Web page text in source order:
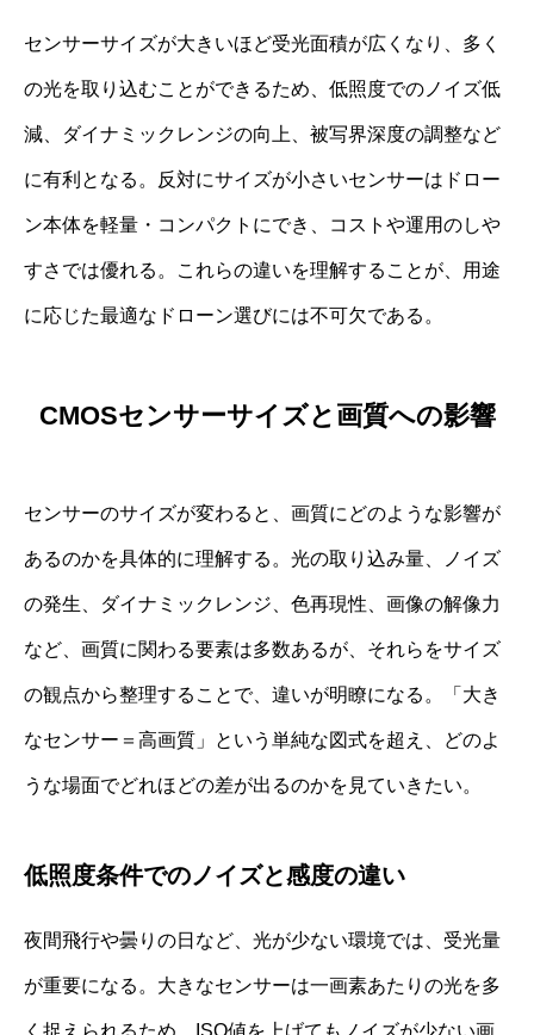
センサーサイズが大きいほど受光面積が広くなり、多く
の光を取り込むことができるため、低照度でのノイズ低
減、ダイナミックレンジの向上、被写界深度の調整など
に有利となる。反対にサイズが小さいセンサーはドロー
ン本体を軽量・コンパクトにでき、コストや運用のしや
すさでは優れる。これらの違いを理解することが、用途
に応じた最適なドローン選びには不可欠である。
CMOSセンサーサイズと画質への影響
センサーのサイズが変わると、画質にどのような影響が
あるのかを具体的に理解する。光の取り込み量、ノイズ
の発生、ダイナミックレンジ、色再現性、画像の解像力
など、画質に関わる要素は多数あるが、それらをサイズ
の観点から整理することで、違いが明瞭になる。「大き
なセンサー＝高画質」という単純な図式を超え、どのよ
うな場面でどれほどの差が出るのかを見ていきたい。
低照度条件でのノイズと感度の違い
夜間飛行や曇りの日など、光が少ない環境では、受光量
が重要になる。大きなセンサーは一画素あたりの光を多